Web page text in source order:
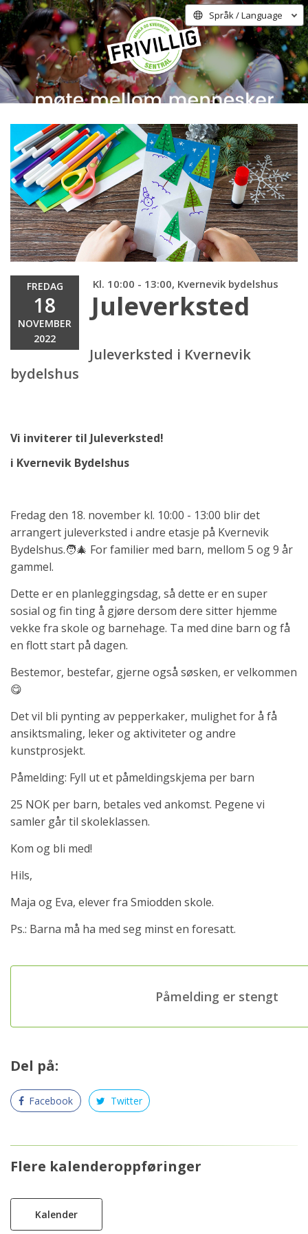
Språk / Language
FREDAG
18
NOVEMBER
2022
Kl. 10:00 - 13:00, Kvernevik bydelshus
Juleverksted
Juleverksted i Kvernevik
bydelshus
Vi inviterer til Juleverksted!
i Kvernevik Bydelshus
Fredag den 18. november kl. 10:00 - 13:00 blir det
arrangert juleverksted i andre etasje på Kvernevik
Bydelshus.🧑‍🎄 For familier med barn, mellom 5 og 9 år
gammel.
Dette er en planleggingsdag, så dette er en super
sosial og fin ting å gjøre dersom dere sitter hjemme
vekke fra skole og barnehage. Ta med dine barn og få
en flott start på dagen.
Bestemor, bestefar, gjerne også søsken, er velkommen
😋
Det vil bli pynting av pepperkaker, mulighet for å få
ansiktsmaling, leker og aktiviteter og andre
kunstprosjekt.
Påmelding: Fyll ut et påmeldingskjema per barn
25 NOK per barn, betales ved ankomst. Pegene vi
samler går til skoleklassen.
Kom og bli med!
Hils,
Maja og Eva, elever fra Smiodden skole.
Ps.: Barna må ha med seg minst en foresatt.
Påmelding er stengt
Del på:
Facebook Twitter
Flere kalenderoppføringer
Kalender